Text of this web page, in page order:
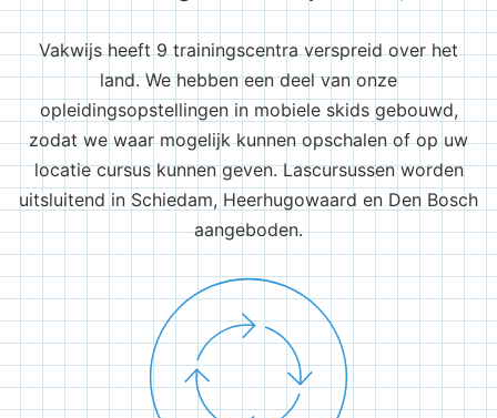
Vakwijs heeft 9 trainingscentra verspreid over het
land. We hebben een deel van onze
opleidingsopstellingen in mobiele skids gebouwd,
zodat we waar mogelijk kunnen opschalen of op uw
locatie cursus kunnen geven. Lascursussen worden
uitsluitend in Schiedam, Heerhugowaard en Den Bosch
aangeboden.